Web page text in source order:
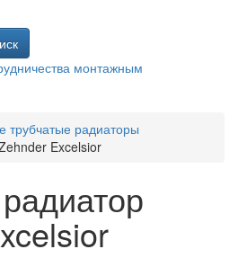
трубчатые радиаторы
Excelsior